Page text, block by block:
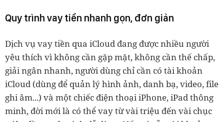
Quy trình vay tiền nhanh gọn, đơn giản
Dịch vụ vay tiền qua iCloud đang được nhiều người
yêu thích vì không cần gặp mặt, không cần thế chấp,
giải ngân nhanh, người dùng chỉ cần có tài khoản
iCloud (dùng để quản lý hình ảnh, danh bạ, video, file
ghi âm...) và một chiếc điện thoại iPhone, iPad thông
minh, đời mới là có thể vay từ vài triệu đến vài chục